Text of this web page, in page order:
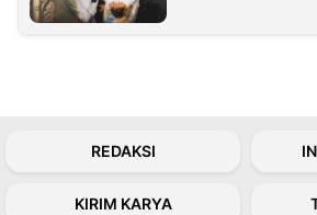
REDAKSI
KIRIM KARYA